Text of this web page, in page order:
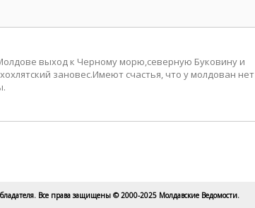
выход к Черному морю,северную Буковину и
зановес.Имеют счастья, что у молдован нет
Все права защищены © 2000-2025 Молдавские Ведомости.